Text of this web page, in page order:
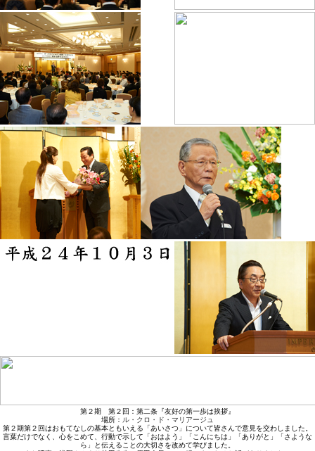
第２期 第２回：第二条『友好の第一歩は挨拶』
場所： ル・クロ・ド・マリアージュ
第２期第２回はおもてなしの基本ともいえる「あいさつ」について皆さんで意見を交わしました。
言葉だけでなく、心をこめて、行動で示して「おはよう」「こんにちは」「ありがと」「さような
ら」と伝えることの大切さを改めて学びました。